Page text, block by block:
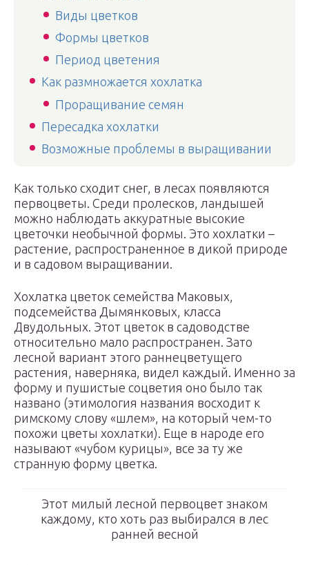
Виды цветков
Формы цветков
Период цветения
Как размножается хохлатка
Проращивание семян
Пересадка хохлатки
Возможные проблемы в выращивании
Как только сходит снег, в лесах появляются
первоцветы. Среди пролесков, ландышей
можно наблюдать аккуратные высокие
цветочки необычной формы. Это хохлатки –
растение, распространенное в дикой природе
и в садовом выращивании.
Хохлатка цветок семейства Маковых,
подсемейства Дымянковых, класса
Двудольных. Этот цветок в садоводстве
относительно мало распространен. Зато
лесной вариант этого раннецветущего
растения, наверняка, видел каждый. Именно за
форму и пушистые соцветия оно было так
названо (этимология названия восходит к
римскому слову «шлем», на который чем-то
похожи цветы хохлатки). Еще в народе его
называют «чубом курицы», все за ту же
странную форму цветка.
Этот милый лесной первоцвет знаком
каждому, кто хоть раз выбирался в лес
ранней весной